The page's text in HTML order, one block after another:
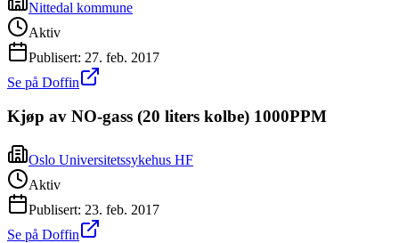
Nittedal kommune
Aktiv
Publisert: 27. feb. 2017
Se på Doffin
Kjøp av NO-gass (20 liters kolbe) 1000PPM
Oslo Universitetssykehus HF
Aktiv
Publisert: 23. feb. 2017
Se på Doffin